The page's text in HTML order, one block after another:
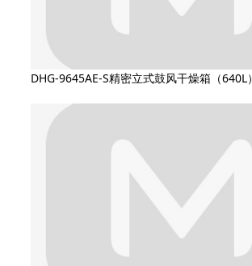
DHG-9645AE-S精密立式鼓风干燥箱（640L）